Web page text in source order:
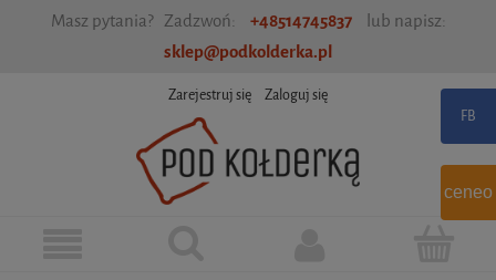
Masz pytania? Zadzwoń: +48514745837
lub napisz:
sklep@podkolderka.pl
Zarejestruj się Zaloguj się
ceneo